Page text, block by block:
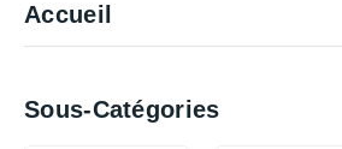
Accueil
Sous-Catégories